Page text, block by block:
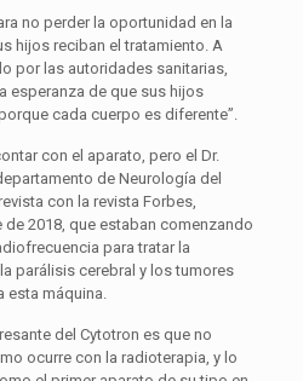
no perder la oportunidad en la
hijos reciban el tratamiento. A
por las autoridades sanitarias,
esperanza de que sus hijos
cada cuerpo es diferente”.
con el aparato, pero el Dr.
de Neurología del
con la revista Forbes,
2018, que estaban comenzando
para tratar la
parálisis cerebral y los tumores
máquina.
del Cytotron es que no
ocurre con la radioterapia, y lo